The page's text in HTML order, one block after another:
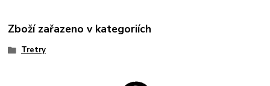
Zboží zařazeno v kategoriích
Tretry